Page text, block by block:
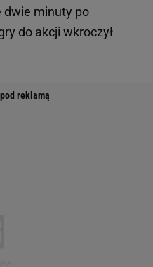
dwie minuty po
do akcji wkroczył